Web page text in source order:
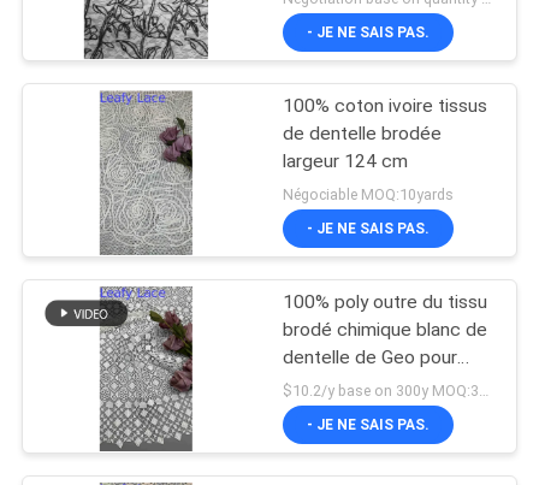
Tulle Mesh Fabric
déjouez le tissu
imprimé
20
- JE NE SAIS PAS.
100% coton ivoire tissus
de dentelle brodée
largeur 124 cm
Négociable MOQ:10yards
- JE NE SAIS PAS.
100% poly outre du tissu
brodé chimique blanc de
dentelle de Geo pour
l'habillement de femmes
- JE NE SAIS PAS.